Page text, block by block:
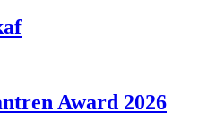
Award 2026